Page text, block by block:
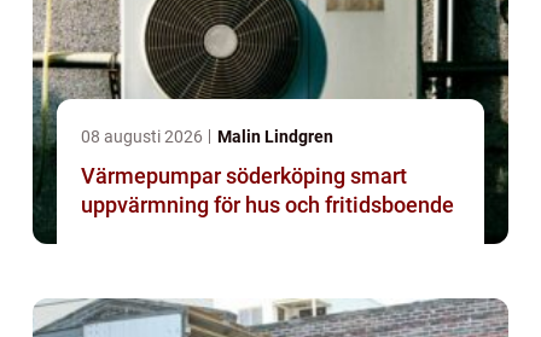
08 augusti 2026 Malin Lindgren
Värmepumpar söderköping smart
uppvärmning för hus och fritidsboende